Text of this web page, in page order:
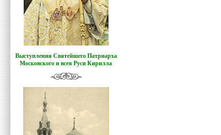
Выступления Святейшего Патриарха
Московского и всея Руси Кирилла